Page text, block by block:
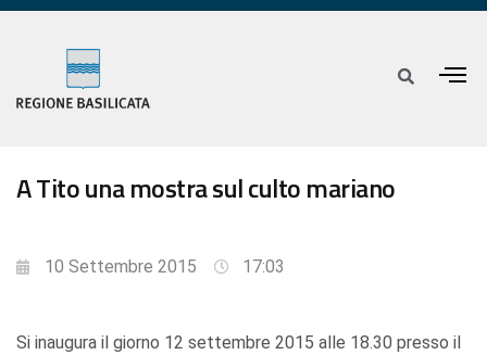
A Tito una mostra sul culto mariano
10 Settembre 2015 17:03
Si inaugura il giorno 12 settembre 2015 alle 18.30 presso il